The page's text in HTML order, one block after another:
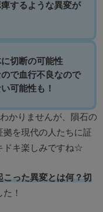
するような異変が
切断の可能性
で血行不良なので
可能性も！
かりませんが、隕石の
を現代の人たちに証
ドキ楽しみですね☆
こった異変とは何？切
！